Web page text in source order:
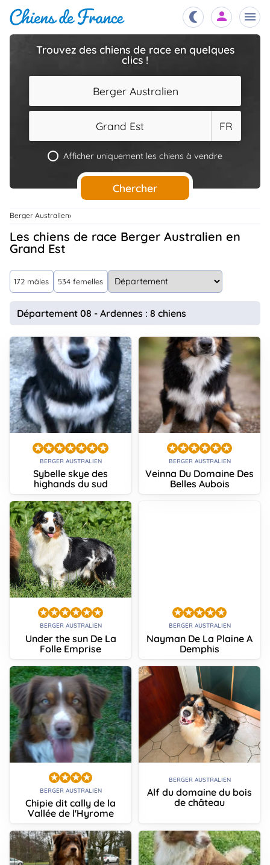
Services
..
Connexion
Trouvez des chiens de race en quelques
clics !
Berger Australien
Grand Est FR
Afficher uniquement les chiens à vendre
Chercher
Berger Australien
Les chiens de race Berger Australien en
Grand Est
172 mâles 534 femelles
Département 08 - Ardennes : 8 chiens
BERGER AUSTRALIEN
Sybelle skye des
highands du sud
BERGER AUSTRALIEN
Veinna Du Domaine Des
Belles Aubois
BERGER AUSTRALIEN
Under the sun De La
Folle Emprise
BERGER AUSTRALIEN
Nayman De La Plaine A
Demphis
BERGER AUSTRALIEN
Chipie dit cally de la
Vallée de l'Hyrome
BERGER AUSTRALIEN
Alf du domaine du bois
de château